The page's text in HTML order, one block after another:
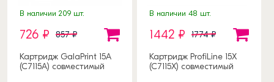
В наличии 209 шт.
726 ₽ 857 ₽
Картридж GalaPrint 15A
(C7115A) совместимый
В наличии 48 шт.
1442 ₽ 1774 ₽
Картридж ProfiLine 15X
(C7115X) совместимый